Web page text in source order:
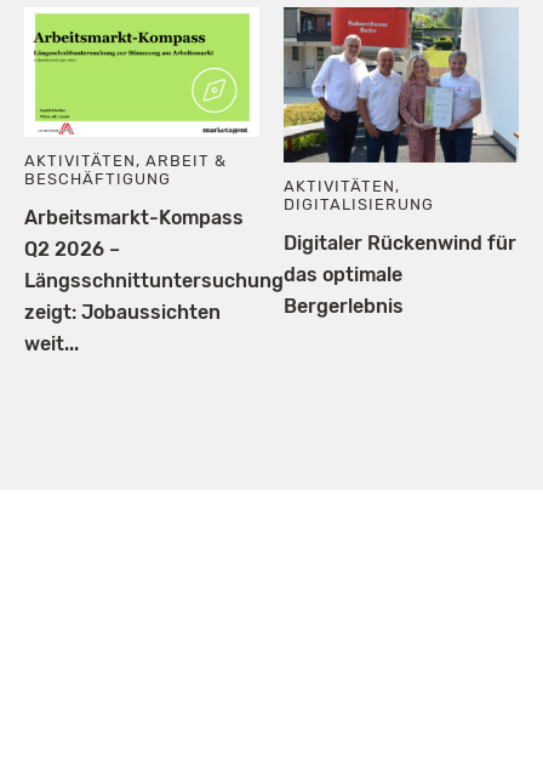
AKTIVITÄTEN ,ARBEIT &
BESCHÄFTIGUNG
Arbeitsmarkt-Kompass
Q2 2026 –
Längsschnittuntersuchung
zeigt: Jobaussichten
weit...
AKTIVITÄTEN,
DIGITALISIERUNG
Digitaler Rückenwind für
das optimale
Bergerlebnis